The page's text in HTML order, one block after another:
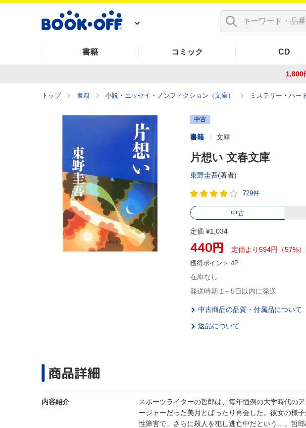
書籍 コミック CD
1,800
トップ 書籍 小説・エッセイ・ノンフィクション（文庫） ミステリー・ハー
中古
書籍 文庫
片想い 文春文庫
東野圭吾(著者)
729件
中古
定価 ¥1,034
440円 定価より594円（57%
獲得ポイント 4P
在庫なし
発送時期 1～5日以内に発送
中古商品の品質・付属品について
返品について
商品詳細
内容紹介
スポーツライターの哲郎は、毎年恒例の大学時代の
ージャーだった美月とばったり再会した。彼女の様
性障害で、さらに殺人を犯し逃亡中だという…。哲